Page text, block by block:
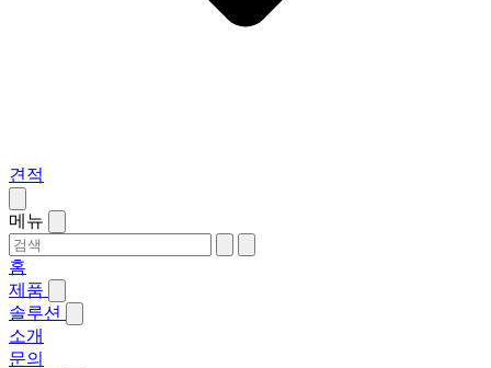
견적
메뉴
홈
제품
솔루션
소개
문의